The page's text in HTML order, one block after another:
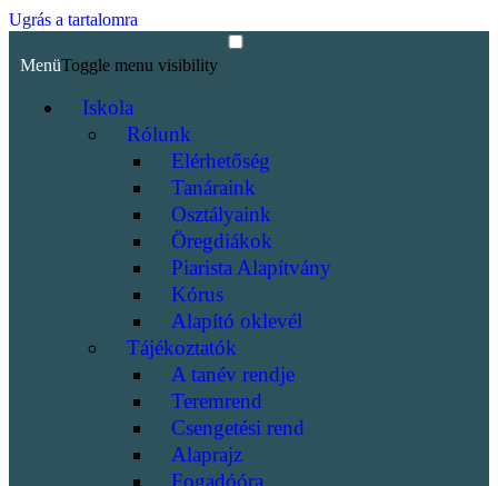
Ugrás a tartalomra
MenüToggle menu visibility
Iskola
Rólunk
Elérhetőség
Tanáraink
Osztályaink
Öregdiákok
Piarista Alapítvány
Kórus
Alapító oklevél
Tájékoztatók
A tanév rendje
Teremrend
Csengetési rend
Alaprajz
Fogadóóra